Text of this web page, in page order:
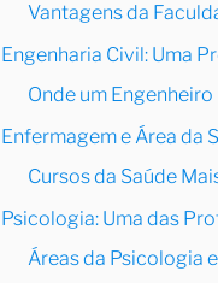
Vantagens da
Engenharia Civil: Uma
Onde um
Enfermagem e Área da
Cursos da Saúde
Psicologia: Uma das
Áreas da Psicologia